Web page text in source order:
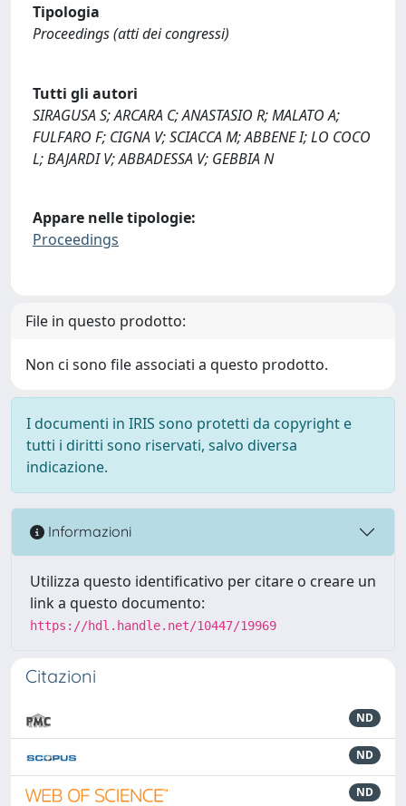
Tipologia
Proceedings (atti dei congressi)
Tutti gli autori
SIRAGUSA S; ARCARA C; ANASTASIO R; MALATO A;
FULFARO F; CIGNA V; SCIACCA M; ABBENE I; LO COCO
L; BAJARDI V; ABBADESSA V; GEBBIA N
Appare nelle tipologie:
Proceedings
File in questo prodotto:
Non ci sono file associati a questo prodotto.
I documenti in IRIS sono protetti da copyright e
tutti i diritti sono riservati, salvo diversa
indicazione.
Informazioni
Utilizza questo identificativo per citare o creare un
link a questo documento:
https://hdl.handle.net/10447/19969
Citazioni
ND
ND
ND